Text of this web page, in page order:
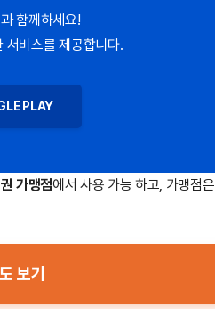
함께하세요!
서비스를 제공합니다.
PLAY
가맹점에서 사용 가능 하고, 가맹점은
보기